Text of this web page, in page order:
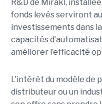
R&D de Mirakl,
fonds levés serviront
investissements dans
capacités
améliorer l’efficacité
L'intérêt du modèle de
distributeur ou un